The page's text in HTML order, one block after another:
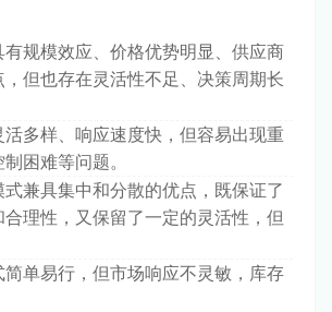
规模效应、价格优势明显、供应商
但也存在灵活性不足、决策周期长
多样、响应速度快，但容易出现重
困难等问题。
兼具集中和分散的优点，既保证了
理性，又保留了一定的灵活性，但
单易行，但市场响应不灵敏，库存